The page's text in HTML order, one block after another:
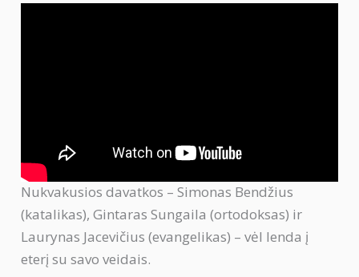
Nukvakusios davatkos – Simonas Bendžius
(katalikas), Gintaras Sungaila (ortodoksas) ir
Laurynas Jacevičius (evangelikas) – vėl lenda į
eterį su savo veidais.